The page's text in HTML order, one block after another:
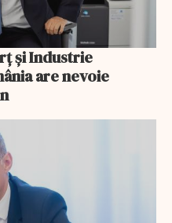
și Industrie
are nevoie